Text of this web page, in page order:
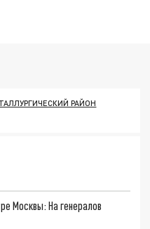
РАЙОН
Москвы: На генералов